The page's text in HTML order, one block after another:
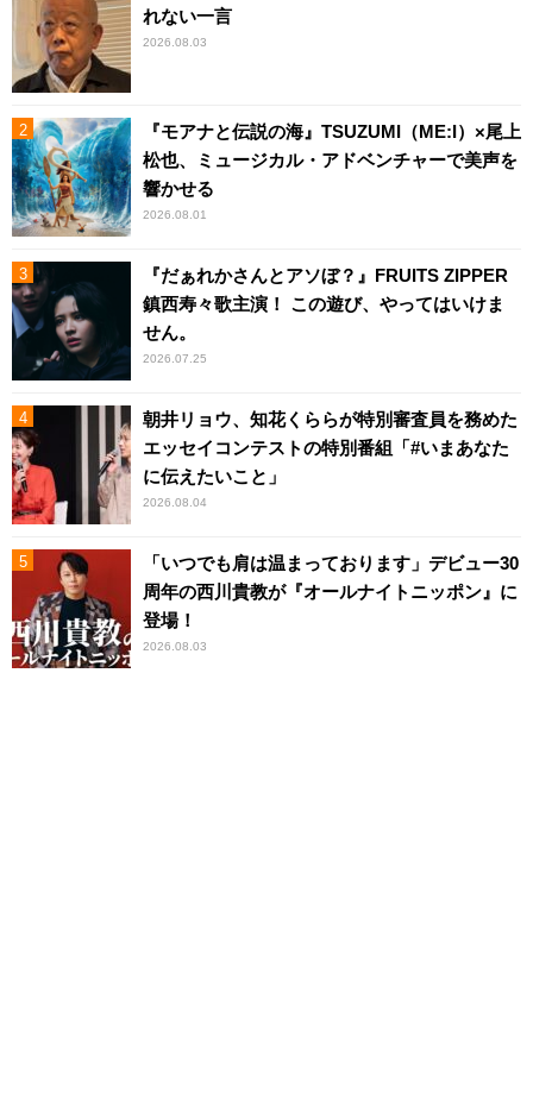
れない一言
2026.08.03
『モアナと伝説の海』TSUZUMI（ME:I）×尾上
松也、ミュージカル・アドベンチャーで美声を
響かせる
2026.08.01
『だぁれかさんとアソぼ？』FRUITS ZIPPER
鎮西寿々歌主演！ この遊び、やってはいけま
せん。
2026.07.25
朝井リョウ、知花くららが特別審査員を務めた
エッセイコンテストの特別番組「#いまあなた
に伝えたいこと」
2026.08.04
「いつでも肩は温まっております」デビュー30
周年の西川貴教が『オールナイトニッポン』に
登場！
2026.08.03